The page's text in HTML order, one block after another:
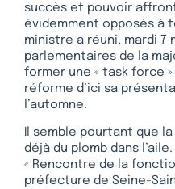
succès et pouvoir
évidemment opposés à
ministre a réuni, mardi 7
parlementaires de la
former une « task force
réforme d’ici sa
l’automne.
Il semble pourtant que
déjà du plomb dans l’aile.
« Rencontre de la
préfecture de Seine-